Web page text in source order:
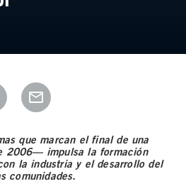
que marcan el final de una
2006— impulsa la formación
la industria y el desarrollo del
comunidades.